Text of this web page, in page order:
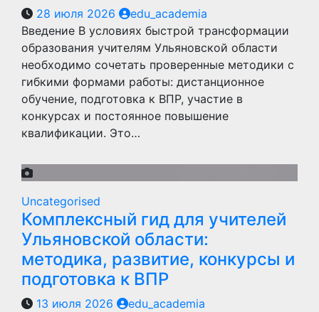
28 июля 2026
edu_academia
Введение В условиях быстрой трансформации
образования учителям Ульяновской области
необходимо сочетать проверенные методики с
гибкими формами работы: дистанционное
обучение, подготовка к ВПР, участие в
конкурсах и постоянное повышение
квалификации. Это…
Uncategorised
Комплексный гид для учителей
Ульяновской области:
методика, развитие, конкурсы и
подготовка к ВПР
13 июля 2026
edu_academia